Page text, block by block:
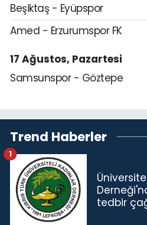
Beşiktaş - Eyüpspor
Amed - Erzurumspor FK
17 Ağustos, Pazartesi
Samsunspor - Göztepe
Trend Haberler
tedbir
1